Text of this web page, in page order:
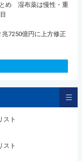
め 湿布薬は慢性・重
7250億円に上方修正
スト
スト